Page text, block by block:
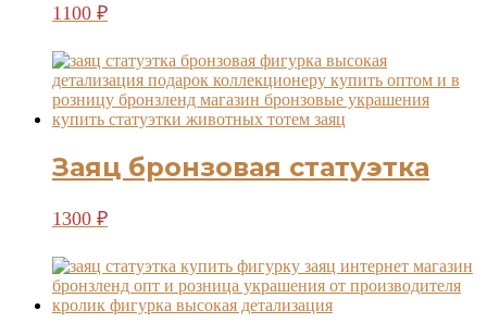
1100 ₽
Заяц бронзовая статуэтка
1300 ₽